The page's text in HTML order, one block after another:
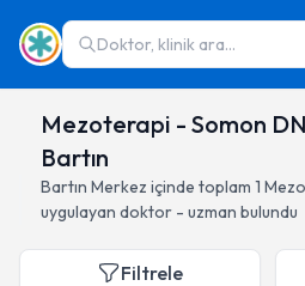
Doktor, klinik ara...
Mezoterapi - Somon
Bartın
Bartın Merkez içinde toplam 1
uygulayan doktor - uzman bulundu
Filtrele